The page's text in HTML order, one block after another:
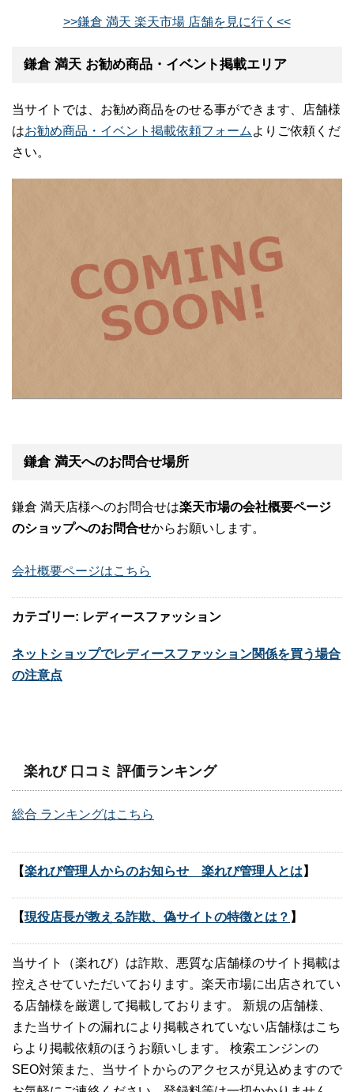
>>鎌倉 満天 楽天市場 店舗を見に行く<<
鎌倉 満天 お勧め商品・イベント掲載エリア
当サイトでは、お勧め商品をのせる事ができます、店舗様
はお勧め商品・イベント掲載依頼フォーム よりご依頼くだ
さい。
鎌倉 満天へのお問合せ場所
鎌倉 満天店様へのお問合せは楽天市場の会社概要ページ
のショップへのお問合せからお願いします。
会社概要ページはこちら
カテゴリー: レディースファッション
ネットショップでレディースファッション関係を買う場合
の注意点
楽れび 口コミ 評価ランキング
総合 ランキングはこちら
【楽れび管理人からのお知らせ 楽れび管理人とは 】
【現役店長が教える詐欺、偽サイトの特徴とは？ 】
当サイト（楽れび）は詐欺、悪質な店舗様のサイト掲載は
控えさせていただいております。楽天市場に出店されてい
る店舗様を厳選して掲載しております。 新規の店舗様、
また当サイトの漏れにより掲載されていない店舗様はこち
らより掲載依頼のほうお願いします。 検索エンジンの
SEO対策また、当サイトからのアクセスが見込めますので